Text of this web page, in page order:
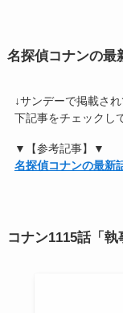
名探偵コナンの最
↓サンデーで掲載さ
下記事をチェックし
▼【参考記事】▼
名探偵コナンの最新
コナン1115話「